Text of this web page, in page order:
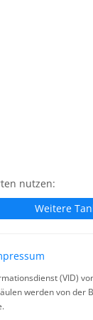
nutzen:
Weitere
(VID)
werden von